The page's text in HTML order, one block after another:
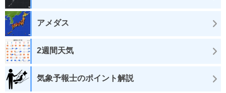
アメダス
2週間天気
気象予報士のポイント解説